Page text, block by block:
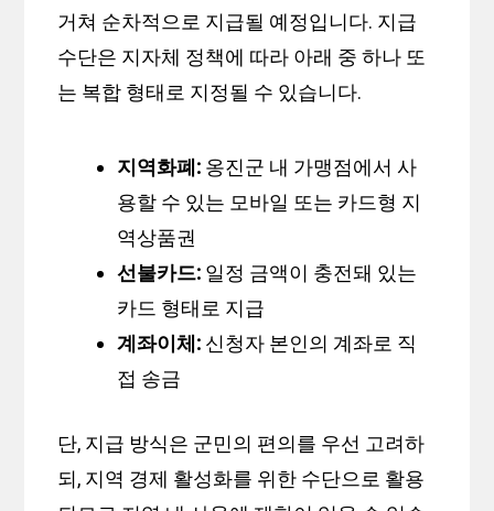
거쳐 순차적으로 지급될 예정입니다. 지급
수단은 지자체 정책에 따라 아래 중 하나 또
는 복합 형태로 지정될 수 있습니다.
지역화폐: 옹진군 내 가맹점에서 사
용할 수 있는 모바일 또는 카드형 지
역상품권
선불카드: 일정 금액이 충전돼 있는
카드 형태로 지급
계좌이체: 신청자 본인의 계좌로 직
접 송금
단, 지급 방식은 군민의 편의를 우선 고려하
되, 지역 경제 활성화를 위한 수단으로 활용